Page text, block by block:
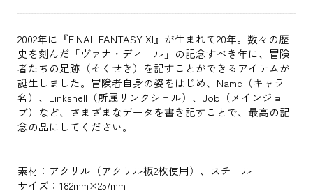
2002年に『FINAL FANTASY XI』が生まれて20年。数々の歴
史を刻んだ「ヴァナ・ディール」の記念すべき年に、冒険
者たちの足跡（そくせき）を記すことができるアイテムが
誕生しました。冒険者自身の姿をはじめ、Name（キャラ
名）、Linkshell（所属リンクシェル）、Job（メインジョ
ブ）など、さまざまなデータを書き記すことで、最高の記
念の品にしてください。
素材：アクリル（アクリル板2枚使用）、スチール
サイズ：182mm×257mm